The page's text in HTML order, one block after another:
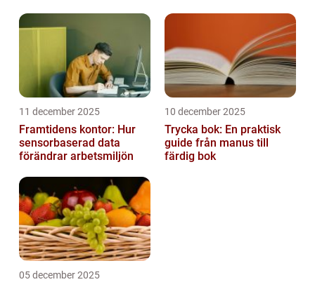
11 december 2025
Framtidens kontor: Hur
sensorbaserad data
förändrar arbetsmiljön
10 december 2025
Trycka bok: En praktisk
guide från manus till
färdig bok
05 december 2025